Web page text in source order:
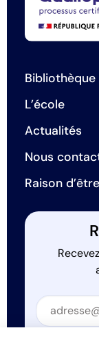
Bibliothèque
L’école
Actualités
Nous
Raison d’être
Section